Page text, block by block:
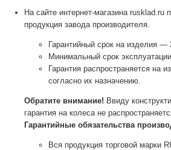
На сайте интернет-магазина rusklad.ru
продукция завода производителя.
Гарантийный срок на изделия —
Минимальный срок
Гарантия распространяется на
согласно их назначению.
Обратите внимание! Ввиду
гарантия на колеса не
Гарантийные обязательства
Вся продукция торговой марки